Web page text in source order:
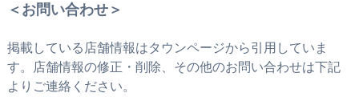
＜お問い合わせ＞
掲載している店舗情報はタウンページから引用していま
す。店舗情報の修正・削除、その他のお問い合わせは下記
よりご連絡ください。